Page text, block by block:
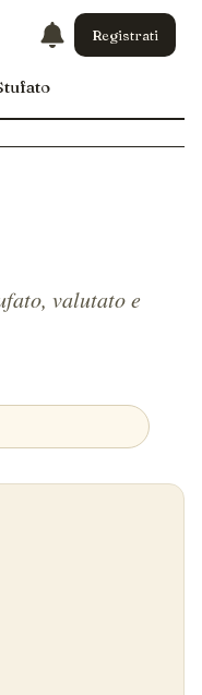
Registrati
valutato e